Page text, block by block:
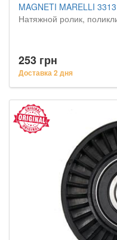
MAGNETI MARELLI
Натяжной ролик,
253 грн
Доставка 2 дня